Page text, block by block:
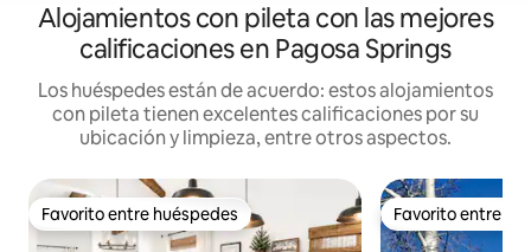
Alojamientos con pileta con las mejores
calificaciones en Pagosa Springs
Los huéspedes están de acuerdo: estos alojamientos
con pileta tienen excelentes calificaciones por su
ubicación y limpieza, entre otros aspectos.
Favorito entre huéspedes
Favorito entre huéspedes Favorito entre
Favorito entre